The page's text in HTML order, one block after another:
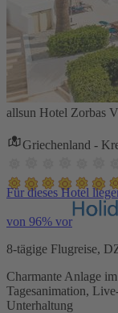
allsun Hotel Zorbas
Griechenland -
Für dieses Hotel
von 96% vor
8-tägige Flugreise,
Charmante Anlage
Tagesanimation,
Unterhaltung